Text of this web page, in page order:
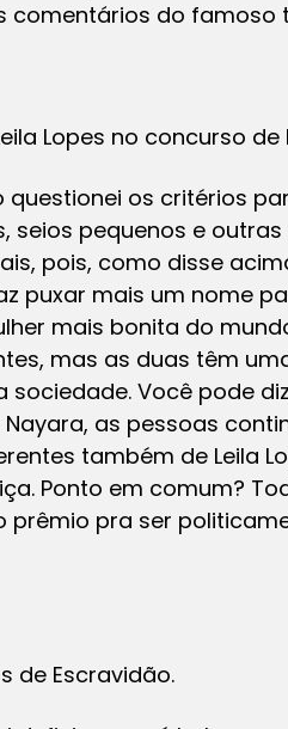
do famoso
Lopes no concurso de
os critérios
pequenos e outras
pois, como disse
puxar mais um nome
mais bonita do
mas as duas têm
Você pode
as pessoas
também de Leila
Ponto em comum?
pra ser
de Escravidão.